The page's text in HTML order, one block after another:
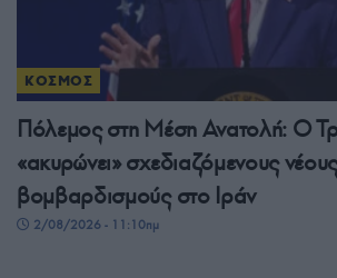
ΚΟΣΜΟΣ
Πόλεμος στη Μέση Ανατολή: Ο
«ακυρώνει» σχεδιαζόμενους
βομβαρδισμούς στο Ιράν
2/08/2026 - 11:10πμ